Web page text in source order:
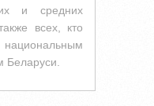
и средних
всех, кто
Беларуси.